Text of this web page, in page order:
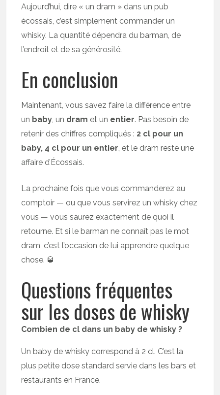
Aujourd’hui, dire « un dram » dans un pub
écossais, c’est simplement commander un
whisky. La quantité dépendra du barman, de
l’endroit et de sa générosité.
En conclusion
Maintenant, vous savez faire la différence entre
un baby , un dram et un entier. Pas besoin de
retenir des chiffres compliqués : 2 cl pour un
baby, 4 cl pour un entier , et le dram reste une
affaire d’Écossais.
La prochaine fois que vous commanderez au
comptoir — ou que vous servirez un whisky chez
vous — vous saurez exactement de quoi il
retourne. Et si le barman ne connaît pas le mot
dram, c’est l’occasion de lui apprendre quelque
chose. 🥃
Questions fréquentes
sur les doses de whisky
Combien de cl dans un baby de whisky ?
Un baby de whisky correspond à 2 cl. C’est la
plus petite dose standard servie dans les bars et
restaurants en France.